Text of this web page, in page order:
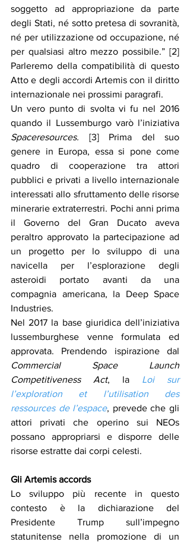
soggetto ad appropriazione da parte
degli Stati, né sotto pretesa di sovranità,
né per utilizzazione od occupazione, né
per qualsiasi altro mezzo possibile.” [2]
Parleremo della compatibilità di questo
Atto e degli accordi Artemis con il diritto
internazionale nei prossimi paragrafi.
Un vero punto di svolta vi fu nel 2016
Spaceresources. [3] Prima del suo
genere in Europa, essa si pone come
quadro di cooperazione tra attori
pubblici e privati a livello internazionale
interessati allo sfruttamento delle risorse
minerarie extraterrestri. Pochi anni prima
il Governo del Gran Ducato aveva
peraltro approvato la partecipazione ad
un progetto per lo sviluppo di una
navicella per l’esplorazione degli
asteroidi portato avanti da una
compagnia americana, la Deep Space
Industries.
Nel 2017 la base giuridica dell’iniziativa
lussemburghese venne formulata ed
Commercial Space Launch
Competitiveness Act, la Loi sur
l’exploration et l’utilisation des
ressources de l’espace, prevede che gli
attori privati che operino sui NEOs
possano appropriarsi e disporre delle
risorse estratte dai corpi celesti.
Gli Artemis accords
Lo sviluppo più recente in questo
contesto è la dichiarazione del
Presidente Trump sull’impegno
statunitense nella promozione di un